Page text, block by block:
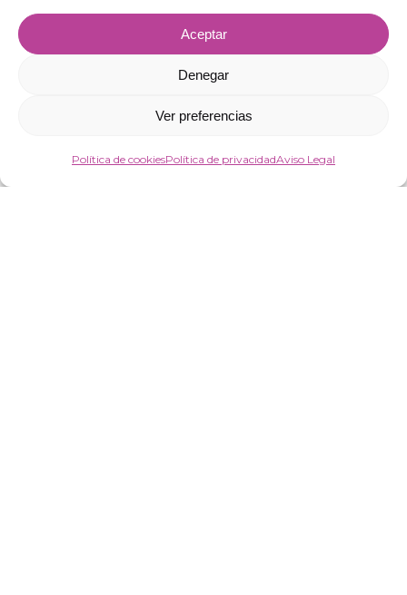
Aceptar
Denegar
Ver preferencias
Política de cookiesPolítica de privacidadAviso Legal